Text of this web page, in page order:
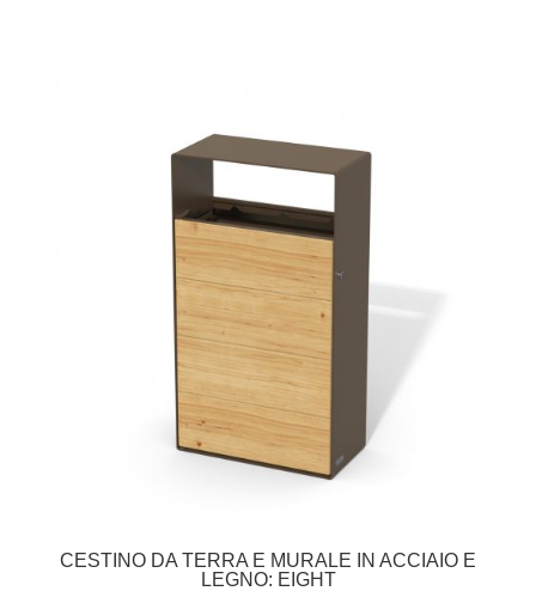
CESTINO DA TERRA E MURALE IN ACCIAIO E
LEGNO: EIGHT